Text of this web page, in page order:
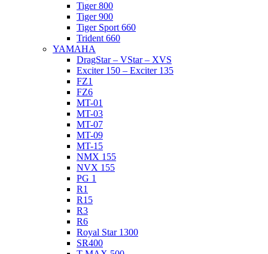
Tiger 800
Tiger 900
Tiger Sport 660
Trident 660
YAMAHA
DragStar – VStar – XVS
Exciter 150 – Exciter 135
FZ1
FZ6
MT-01
MT-03
MT-07
MT-09
MT-15
NMX 155
NVX 155
PG 1
R1
R15
R3
R6
Royal Star 1300
SR400